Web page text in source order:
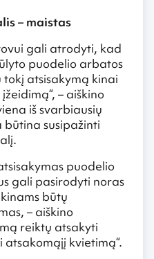
– maistas
gali atrodyti, kad
puodelio arbatos
tokį atsisakymą kinai
– aiškino
iš svarbiausių
būtina susipažinti
puodelio
gali pasirodyti noras
būtų
– aiškino
reiktų atsakyti
kvietimą“.